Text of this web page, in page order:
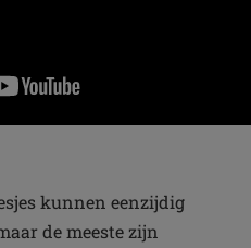
kunnen eenzijdig
de meeste zijn